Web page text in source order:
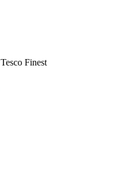
Tesco Finest